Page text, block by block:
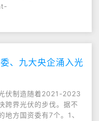
、九大央企涌入光
伏制造随着2021-2023
跨界光伏的步伐。据不
地方国资委有7个。1、